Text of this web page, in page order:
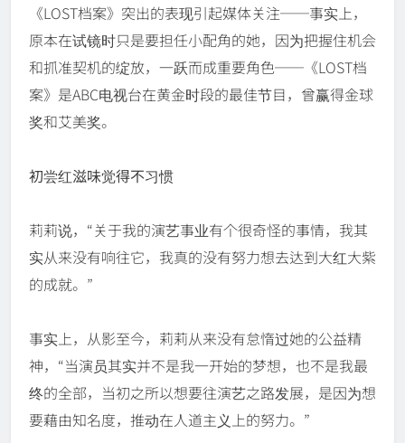
《LOST档案》突出的表现引起媒体关注──事实上，
原本在试镜时只是要担任小配角的她，因为把握住机会
和抓准契机的绽放，一跃而成重要角色──《LOST档
案》是ABC电视台在黄金时段的最佳节目，曾赢得金球
奖和艾美奖。
初尝红滋味觉得不习惯
莉莉说，“关于我的演艺事业有个很奇怪的事情，我其
实从来没有响往它，我真的没有努力想去达到大红大紫
的成就。”
事实上，从影至今，莉莉从来没有怠惰过她的公益精
神，“当演员其实并不是我一开始的梦想，也不是我最
终的全部，当初之所以想要往演艺之路发展，是因为想
要藉由知名度，推动在人道主义上的努力。”